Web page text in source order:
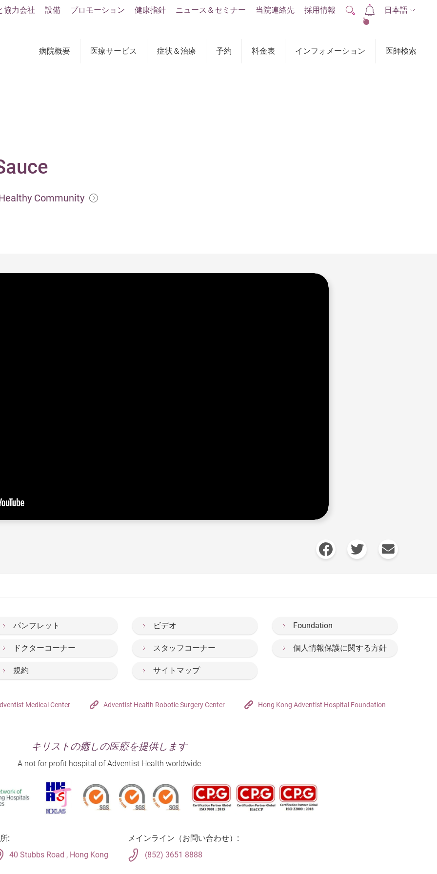
病院概要 医療サービス 症状＆治療 予約 料金表 インフォメーション 医師検索
協力会社 設備 プロモーション 健康指針 ニュース＆セミナー 当院連絡先 採用情報
2
日本語
Community
パンフレット ビデオ Foundation
ドクターコーナー スタッフコーナー 個人情報保護に関する方針
規約 サイトマップ
Medical Center Adventist Health Robotic Surgery Center Hong Kong Adventist Hospital Foundation
キリストの癒しの医療を提供します
A not for profit hospital of Adventist Health worldwide
:
40 Stubbs Road , Hong Kong
メインライン（お問い合わせ）:
(852) 3651 8888